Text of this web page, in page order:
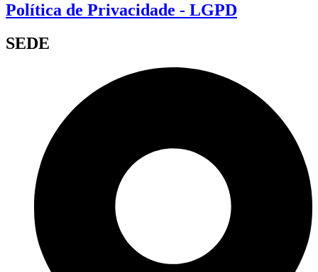
Política de Privacidade - LGPD
SEDE